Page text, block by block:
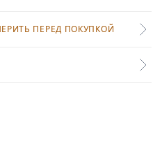
ПЕРЕД ПОКУПКОЙ